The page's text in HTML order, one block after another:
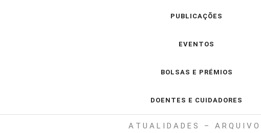
PUBLICAÇÕES
EVENTOS
BOLSAS E PRÉMIOS
DOENTES E CUIDADORES
A T U A L I D A D E S – A R Q U I V O